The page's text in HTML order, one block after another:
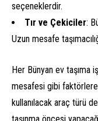
seçeneklerdir.
Tır ve Çekiciler:
Uzun mesafe
Her Bünyan ev taşıma
mesafesi gibi
kullanılacak araç türü